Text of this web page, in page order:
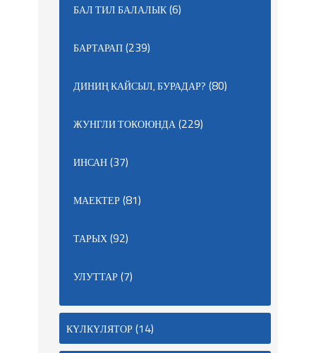
БАЛ ТИЛ БАЛАЛЫК(6)
БАРТАРАП(239)
ДИНИҢ КАЙСЫЛ, БУРАДАР? (80)
ЖУНГЛИ ТОКОЮНДА(229)
ИНСАН(37)
МАЕКТЕР(81)
ТАРЫХ(92)
УЛУТТАР(7)
КҮЛКҮЛЯТОР(14)